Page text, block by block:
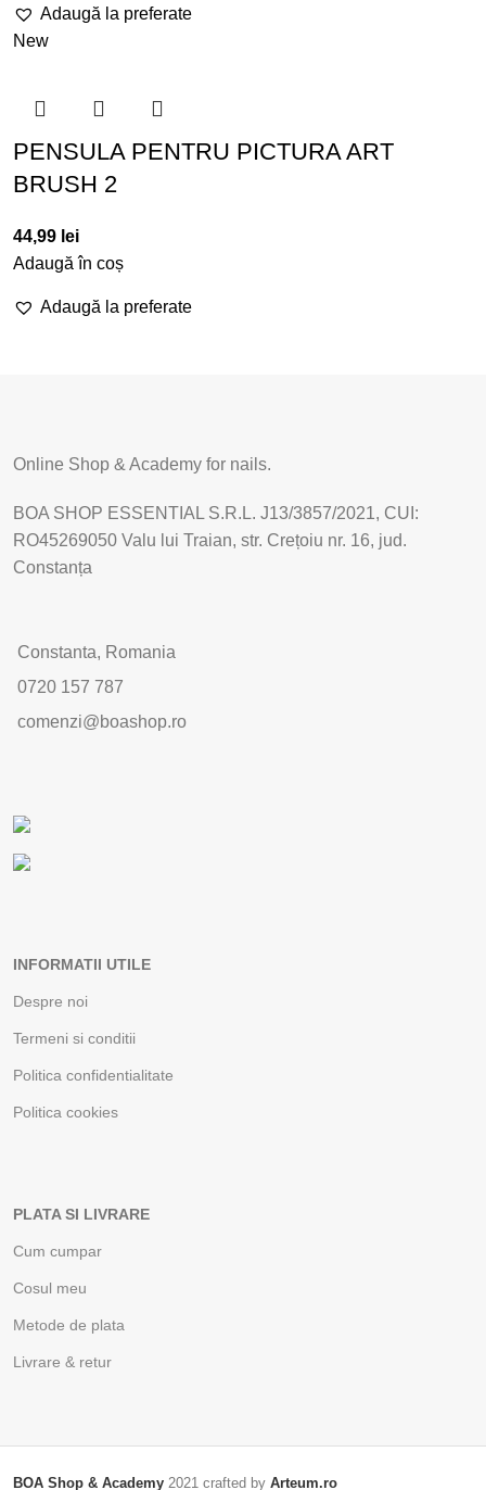
Adaugă la preferate
New
PENSULA PENTRU PICTURA ART
BRUSH 2
44,99 lei
Adaugă în coș
Adaugă la preferate
Online Shop & Academy for nails.
BOA SHOP ESSENTIAL S.R.L. J13/3857/2021, CUI:
RO45269050 Valu lui Traian, str. Crețoiu nr. 16, jud.
Constanța
Constanta, Romania
0720 157 787
comenzi@boashop.ro
INFORMATII UTILE
Despre noi
Termeni si conditii
Politica confidentialitate
Politica cookies
PLATA SI LIVRARE
Cum cumpar
Cosul meu
Metode de plata
Livrare & retur
BOA Shop & Academy 2021 crafted by Arteum.ro